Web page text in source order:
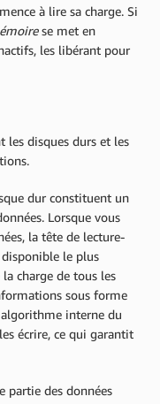
à lire sa charge. Si
se met en
les libérant pour
les disques durs et les
dur constituent un
Lorsque vous
la tête de lecture-
le plus
charge de tous les
sous forme
interne du
écrire, ce qui garantit
partie des données